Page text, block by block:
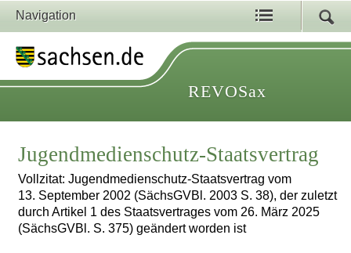
Navigation
REVOSax
Jugendmedienschutz-Staatsvertrag
Vollzitat: Jugendmedienschutz-Staatsvertrag vom
13. September 2002 (SächsGVBl. 2003 S. 38), der zuletzt
durch Artikel 1 des Staatsvertrages vom 26. März 2025
(SächsGVBl. S. 375) geändert worden ist